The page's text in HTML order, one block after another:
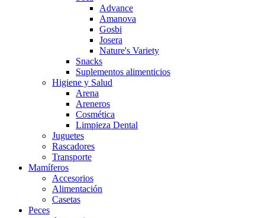
Advance
Amanova
Gosbi
Josera
Nature's Variety
Snacks
Suplementos alimenticios
Higiene y Salud
Arena
Areneros
Cosmética
Limpieza Dental
Juguetes
Rascadores
Transporte
Mamíferos
Accesorios
Alimentación
Casetas
Peces